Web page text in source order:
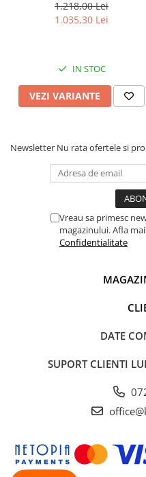
1.218,00 Lei
1.035,30 Lei
IN STOC
VEZI VARIANTE
Newsletter Nu rata ofertele si
Vreau sa primesc
magazinului. Afla
Confidentialitate
DATE
SUPORT CLIENTI